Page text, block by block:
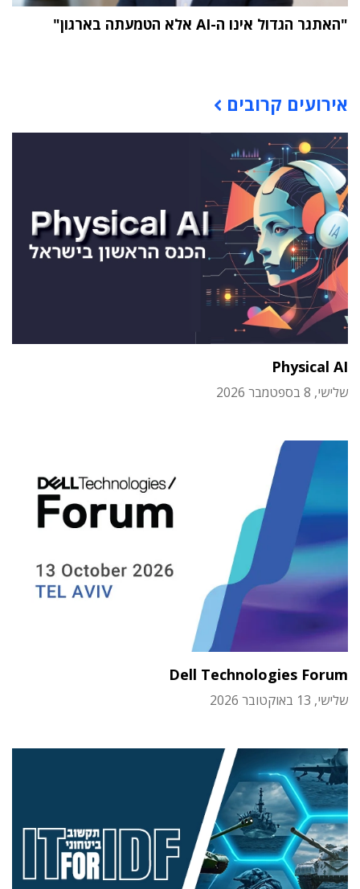
"האתגר הגדול אינו ה-AI אלא הטמעתה בארגון"
אירועים קרובים
Physical AI
שלישי, 8 בספטמבר 2026
Dell Technologies Forum
שלישי, 13 באוקטובר 2026